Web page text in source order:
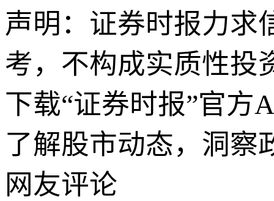
声明：证券时报力求
考，不构成实质性投
下载“证券时报”官方
了解股市动态，洞察
网友评论